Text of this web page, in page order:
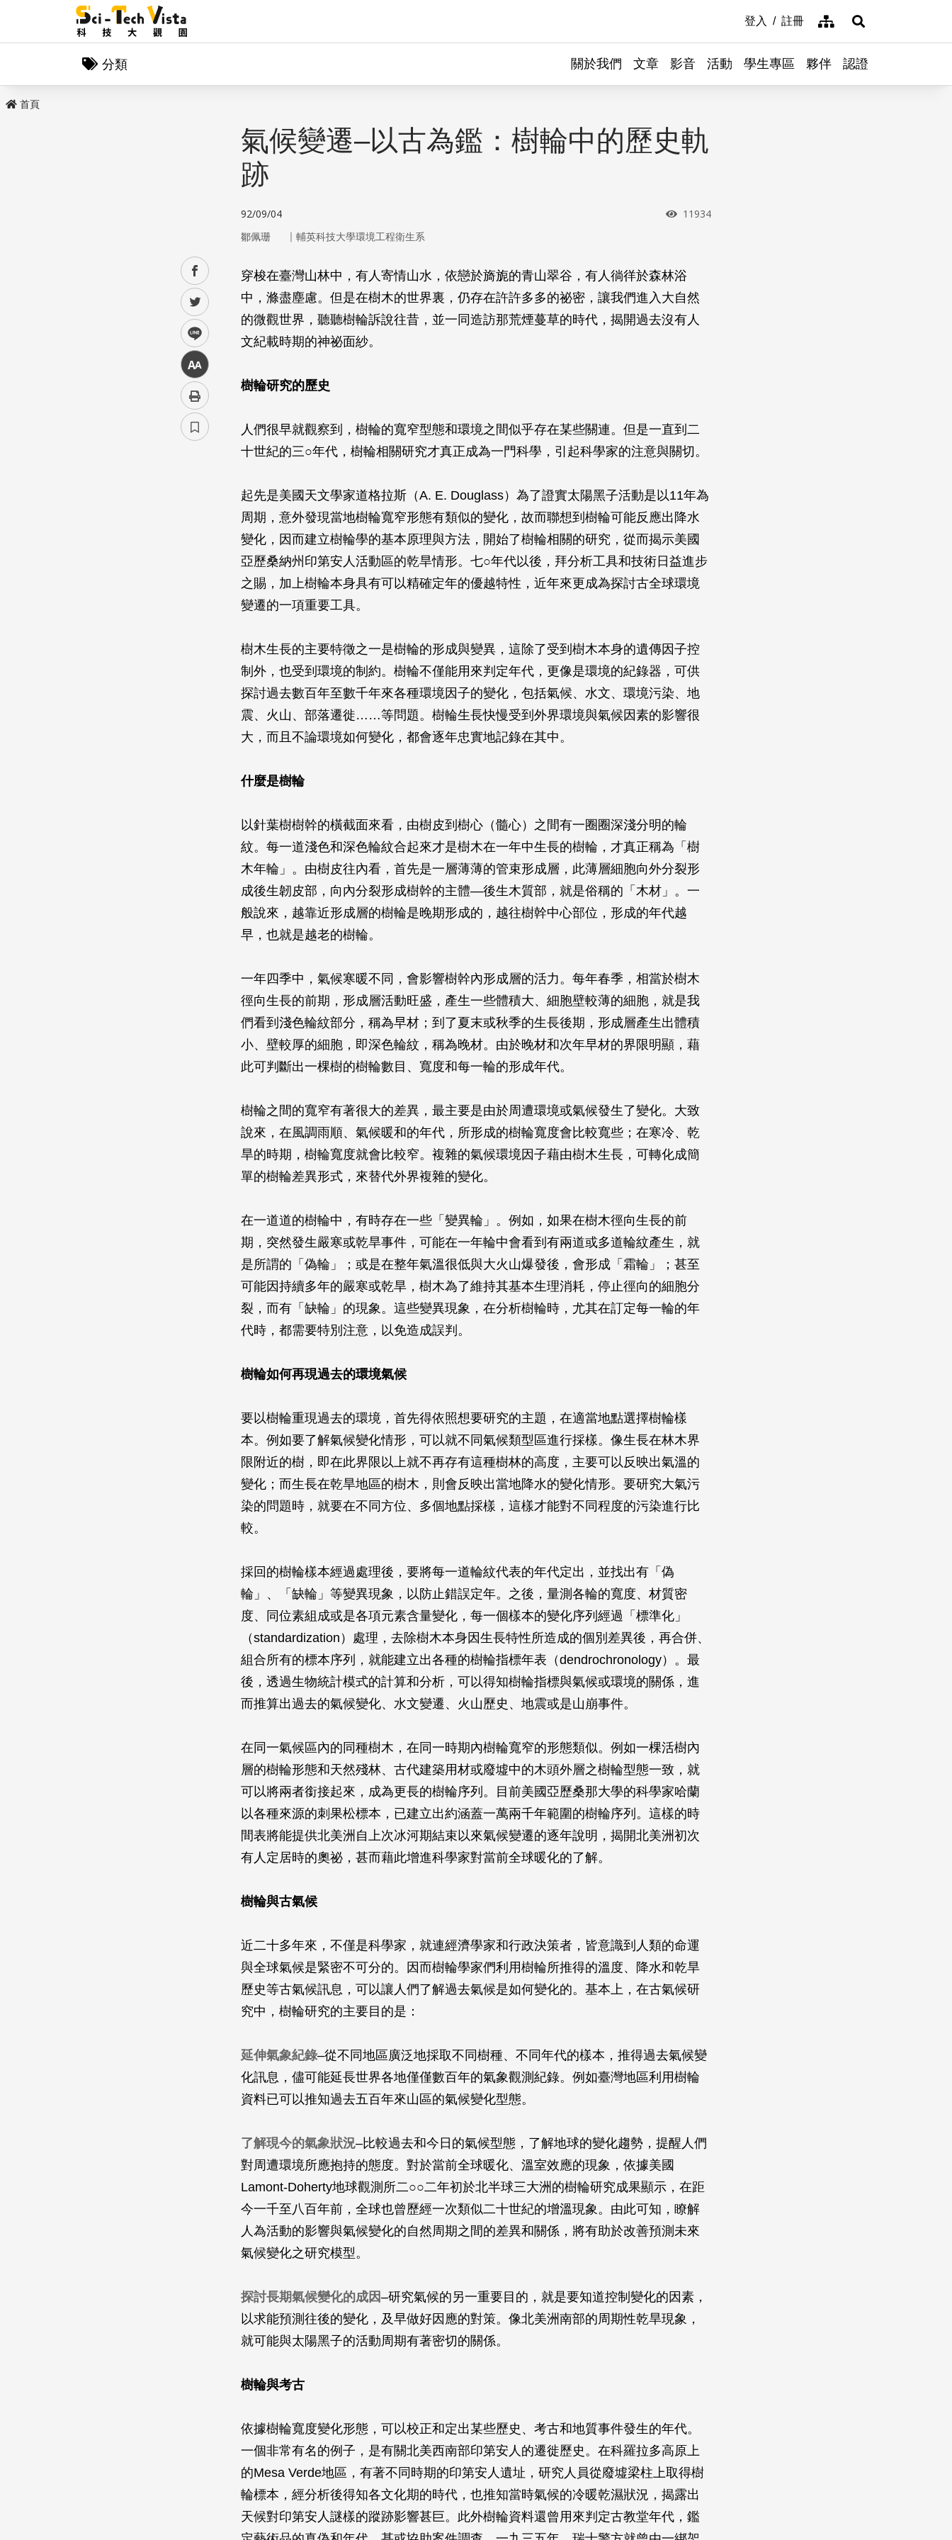
登入 註冊 網站導覽展開搜尋
分類 關於我們 文章 影音 活動 學生專區 夥伴 認證
首頁
facebook
twitter
line
中
氣候變遷–以古為鑑：樹輪中的歷史軌
跡
92/09/04 瀏覽次數
11934
鄒佩珊 ｜ 輔英科技大學環境工程衛生系
穿梭在臺灣山林中，有人寄情山水，依戀於旖旎的青山翠谷，有人徜徉於森林浴
中，滌盡塵慮。但是在樹木的世界裏，仍存在許許多多的祕密，讓我們進入大自然
的微觀世界，聽聽樹輪訴說往昔，並一同造訪那荒煙蔓草的時代，揭開過去沒有人
文紀載時期的神祕面紗。
樹輪研究的歷史
人們很早就觀察到，樹輪的寬窄型態和環境之間似乎存在某些關連。但是一直到二
十世紀的三○年代，樹輪相關研究才真正成為一門科學，引起科學家的注意與關切。
起先是美國天文學家道格拉斯（A. E. Douglass）為了證實太陽黑子活動是以11年為
周期，意外發現當地樹輪寬窄形態有類似的變化，故而聯想到樹輪可能反應出降水
變化，因而建立樹輪學的基本原理與方法，開始了樹輪相關的研究，從而揭示美國
亞歷桑納州印第安人活動區的乾旱情形。七○年代以後，拜分析工具和技術日益進步
之賜，加上樹輪本身具有可以精確定年的優越特性，近年來更成為探討古全球環境
變遷的一項重要工具。
樹木生長的主要特徵之一是樹輪的形成與變異，這除了受到樹木本身的遺傳因子控
制外，也受到環境的制約。樹輪不僅能用來判定年代，更像是環境的紀錄器，可供
探討過去數百年至數千年來各種環境因子的變化，包括氣候、水文、環境污染、地
震、火山、部落遷徙……等問題。樹輪生長快慢受到外界環境與氣候因素的影響很
大，而且不論環境如何變化，都會逐年忠實地記錄在其中。
什麼是樹輪
以針葉樹樹幹的橫截面來看，由樹皮到樹心（髓心）之間有一圈圈深淺分明的輪
紋。每一道淺色和深色輪紋合起來才是樹木在一年中生長的樹輪，才真正稱為「樹
木年輪」。由樹皮往內看，首先是一層薄薄的管束形成層，此薄層細胞向外分裂形
成後生韌皮部，向內分裂形成樹幹的主體—後生木質部，就是俗稱的「木材」。一
般說來，越靠近形成層的樹輪是晚期形成的，越往樹幹中心部位，形成的年代越
早，也就是越老的樹輪。
一年四季中，氣候寒暖不同，會影響樹幹內形成層的活力。每年春季，相當於樹木
徑向生長的前期，形成層活動旺盛，產生一些體積大、細胞壁較薄的細胞，就是我
們看到淺色輪紋部分，稱為早材；到了夏末或秋季的生長後期，形成層產生出體積
小、壁較厚的細胞，即深色輪紋，稱為晚材。由於晚材和次年早材的界限明顯，藉
此可判斷出一棵樹的樹輪數目、寬度和每一輪的形成年代。
樹輪之間的寬窄有著很大的差異，最主要是由於周遭環境或氣候發生了變化。大致
說來，在風調雨順、氣候暖和的年代，所形成的樹輪寬度會比較寬些；在寒冷、乾
旱的時期，樹輪寬度就會比較窄。複雜的氣候環境因子藉由樹木生長，可轉化成簡
單的樹輪差異形式，來替代外界複雜的變化。
在一道道的樹輪中，有時存在一些「變異輪」。例如，如果在樹木徑向生長的前
期，突然發生嚴寒或乾旱事件，可能在一年輪中會看到有兩道或多道輪紋產生，就
是所謂的「偽輪」；或是在整年氣溫很低與大火山爆發後，會形成「霜輪」；甚至
可能因持續多年的嚴寒或乾旱，樹木為了維持其基本生理消耗，停止徑向的細胞分
裂，而有「缺輪」的現象。這些變異現象，在分析樹輪時，尤其在訂定每一輪的年
代時，都需要特別注意，以免造成誤判。
樹輪如何再現過去的環境氣候
要以樹輪重現過去的環境，首先得依照想要研究的主題，在適當地點選擇樹輪樣
本。例如要了解氣候變化情形，可以就不同氣候類型區進行採樣。像生長在林木界
限附近的樹，即在此界限以上就不再存有這種樹林的高度，主要可以反映出氣溫的
變化；而生長在乾旱地區的樹木，則會反映出當地降水的變化情形。要研究大氣污
染的問題時，就要在不同方位、多個地點採樣，這樣才能對不同程度的污染進行比
較。
採回的樹輪樣本經過處理後，要將每一道輪紋代表的年代定出，並找出有「偽
輪」、「缺輪」等變異現象，以防止錯誤定年。之後，量測各輪的寬度、材質密
度、同位素組成或是各項元素含量變化，每一個樣本的變化序列經過「標準化」
（standardization）處理，去除樹木本身因生長特性所造成的個別差異後，再合併、
組合所有的標本序列，就能建立出各種的樹輪指標年表（dendrochronology）。最
後，透過生物統計模式的計算和分析，可以得知樹輪指標與氣候或環境的關係，進
而推算出過去的氣候變化、水文變遷、火山歷史、地震或是山崩事件。
在同一氣候區內的同種樹木，在同一時期內樹輪寬窄的形態類似。例如一棵活樹內
層的樹輪形態和天然殘林、古代建築用材或廢墟中的木頭外層之樹輪型態一致，就
可以將兩者銜接起來，成為更長的樹輪序列。目前美國亞歷桑那大學的科學家哈蘭
以各種來源的刺果松標本，已建立出約涵蓋一萬兩千年範圍的樹輪序列。這樣的時
間表將能提供北美洲自上次冰河期結束以來氣候變遷的逐年說明，揭開北美洲初次
有人定居時的奧祕，甚而藉此增進科學家對當前全球暖化的了解。
樹輪與古氣候
近二十多年來，不僅是科學家，就連經濟學家和行政決策者，皆意識到人類的命運
與全球氣候是緊密不可分的。因而樹輪學家們利用樹輪所推得的溫度、降水和乾旱
歷史等古氣候訊息，可以讓人們了解過去氣候是如何變化的。基本上，在古氣候研
究中，樹輪研究的主要目的是：
延伸氣象紀錄–從不同地區廣泛地採取不同樹種、不同年代的樣本，推得過去氣候變
化訊息，儘可能延長世界各地僅僅數百年的氣象觀測紀錄。例如臺灣地區利用樹輪
資料已可以推知過去五百年來山區的氣候變化型態。
了解現今的氣象狀況–比較過去和今日的氣候型態，了解地球的變化趨勢，提醒人們
對周遭環境所應抱持的態度。對於當前全球暖化、溫室效應的現象，依據美國
Lamont-Doherty地球觀測所二○○二年初於北半球三大洲的樹輪研究成果顯示，在距
今一千至八百年前，全球也曾歷經一次類似二十世紀的增溫現象。由此可知，瞭解
人為活動的影響與氣候變化的自然周期之間的差異和關係，將有助於改善預測未來
氣候變化之研究模型。
探討長期氣候變化的成因–研究氣候的另一重要目的，就是要知道控制變化的因素，
以求能預測往後的變化，及早做好因應的對策。像北美洲南部的周期性乾旱現象，
就可能與太陽黑子的活動周期有著密切的關係。
樹輪與考古
依據樹輪寬度變化形態，可以校正和定出某些歷史、考古和地質事件發生的年代。
一個非常有名的例子，是有關北美西南部印第安人的遷徙歷史。在科羅拉多高原上
的Mesa Verde地區，有著不同時期的印第安人遺址，研究人員從廢墟梁柱上取得樹
輪標本，經分析後得知各文化期的時代，也推知當時氣候的冷暖乾濕狀況，揭露出
天候對印第安人謎樣的蹤跡影響甚巨。此外樹輪資料還曾用來判定古教堂年代，鑑